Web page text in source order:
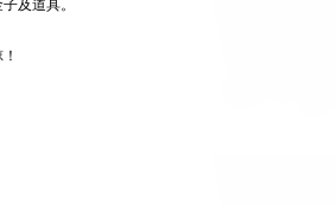
及道具。